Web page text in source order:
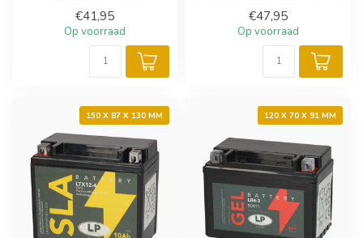
€41,95
Op voorraad
€47,95
Op voorraad
150 X 87 X 130 MM 120 X 70 X 91 MM